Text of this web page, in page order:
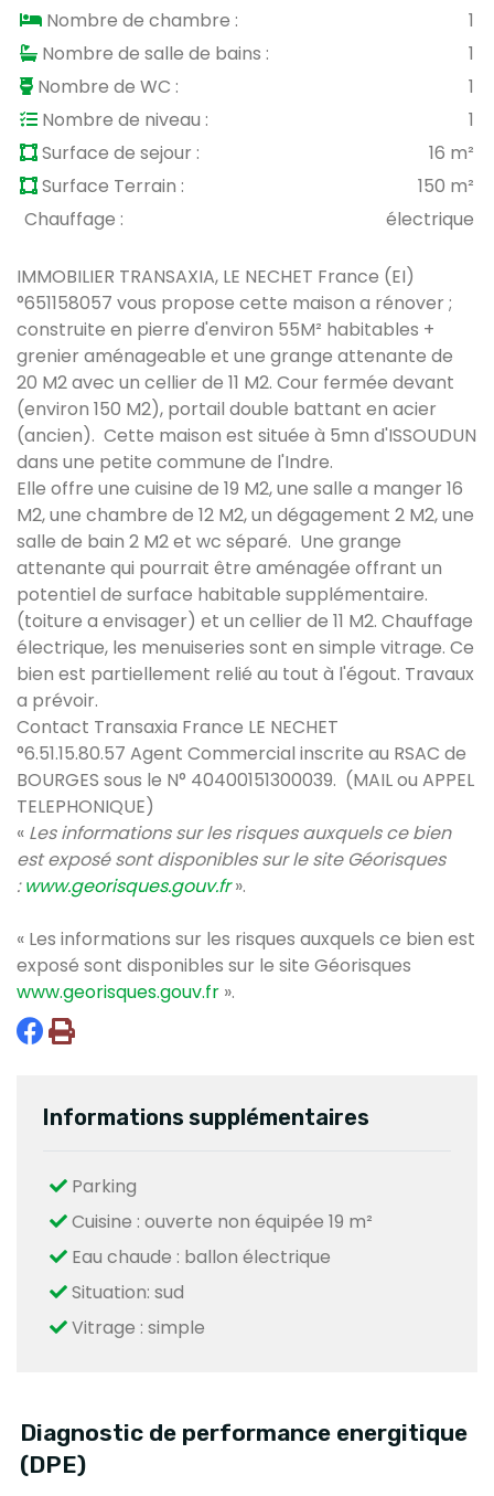
Nombre de chambre :
1
Nombre de salle de bains :
1
Nombre de WC :
1
Nombre de niveau :
1
Surface de sejour :
16 m²
Surface Terrain :
150 m²
Chauffage :
électrique
IMMOBILIER TRANSAXIA, LE NECHET France (EI)
°651158057 vous propose cette maison a rénover ;
construite en pierre d'environ 55M² habitables +
grenier aménageable et une grange attenante de
20 M2 avec un cellier de 11 M2. Cour fermée devant
(environ 150 M2), portail double battant en acier
(ancien). Cette maison est située à 5mn d'ISSOUDUN
dans une petite commune de l'Indre.
Elle offre une cuisine de 19 M2, une salle a manger 16
M2, une chambre de 12 M2, un dégagement 2 M2, une
salle de bain 2 M2 et wc séparé. Une grange
attenante qui pourrait être aménagée offrant un
potentiel de surface habitable supplémentaire.
(toiture a envisager) et un cellier de 11 M2. Chauffage
électrique, les menuiseries sont en simple vitrage. Ce
bien est partiellement relié au tout à l'égout. Travaux
a prévoir.
Contact Transaxia France LE NECHET
°6.51.15.80.57 Agent Commercial inscrite au RSAC de
BOURGES sous le N° 40400151300039. (MAIL ou APPEL
TELEPHONIQUE)
« Les informations sur les risques auxquels ce bien
est exposé sont disponibles sur le site Géorisques
:www.georisques.gouv.fr».
« Les informations sur les risques auxquels ce bien est
exposé sont disponibles sur le site Géorisques
www.georisques.gouv.fr ».
Informations supplémentaires
Parking
Cuisine : ouverte non équipée 19 m²
Eau chaude : ballon électrique
Situation: sud
Vitrage : simple
Diagnostic de performance energitique
(DPE)